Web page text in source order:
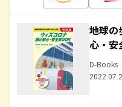
地球の
心・安
D-Books